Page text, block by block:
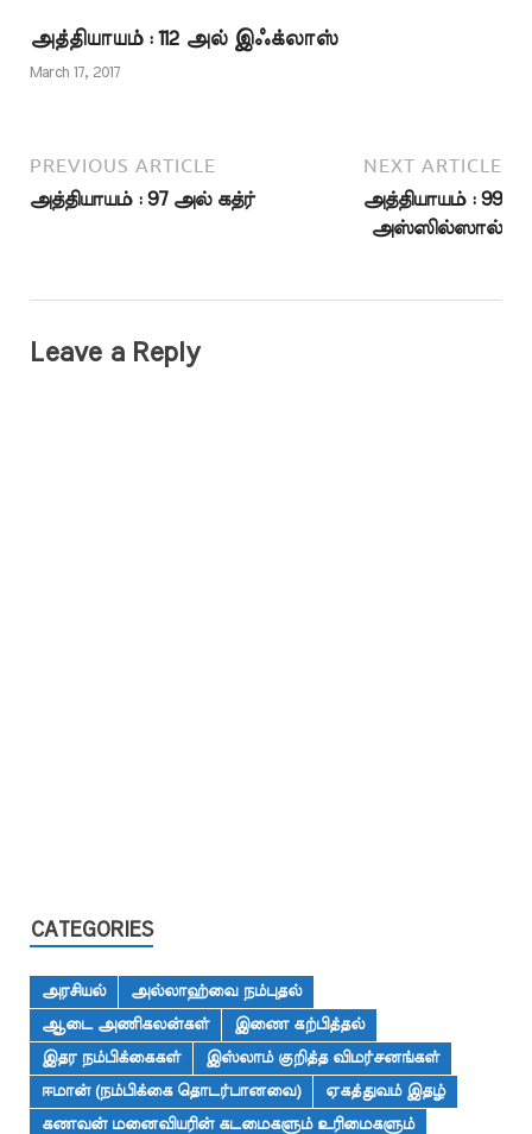
கொள்வோரையும் தவிர.
அத்தியாயம் : 112 அல் இஃக்லாஸ்
March 17, 2017
PREVIOUS ARTICLE
அத்தியாயம் : 97 அல் கத்ர்
NEXT ARTICLE
அத்தியாயம் : 99
அஸ்ஸில்ஸால்
Leave a Reply
CATEGORIES
அரசியல்
அல்லாஹ்வை நம்புதல்
ஆடை அணிகலன்கள்
இணை கற்பித்தல்
இதர நம்பிக்கைகள்
இஸ்லாம் குறித்த விமர்சனங்கள்
ஈமான் (நம்பிக்கை தொடர்பானவை)
ஏகத்துவம் இதழ்
கணவன் மனைவியரின் கடமைகளும் உரிமைகளும்